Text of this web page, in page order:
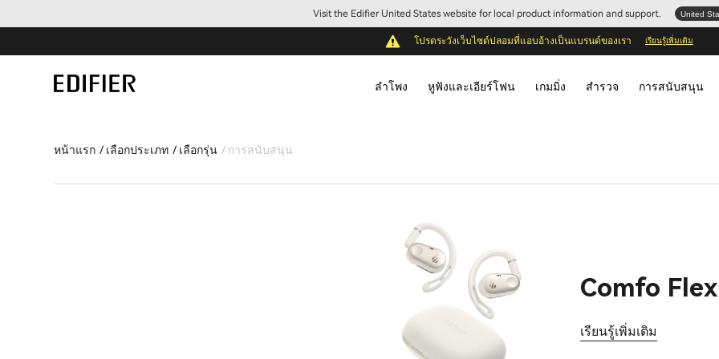
Visit the Edifier United States website for local product information and support. United
โปรดระวังเว็บไซต์ปลอมที่แอบอ้างเป็นแบรนด์ของเรา เรียนรู้เพิ่มเติม
ลำโพง หูฟังและเอียร์โฟน เกมมิ่ง สำรวจ การสนับสนุน
หน้าแรก เลือกประเภท เลือกรุ่น การสนับสนุน
Comfo Flex
เรียนรู้เพิ่มเติม